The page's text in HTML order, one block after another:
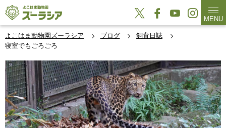
MENU
よこはま動物園ズーラシア ブログ
飼育日誌
寝室でもごろごろ